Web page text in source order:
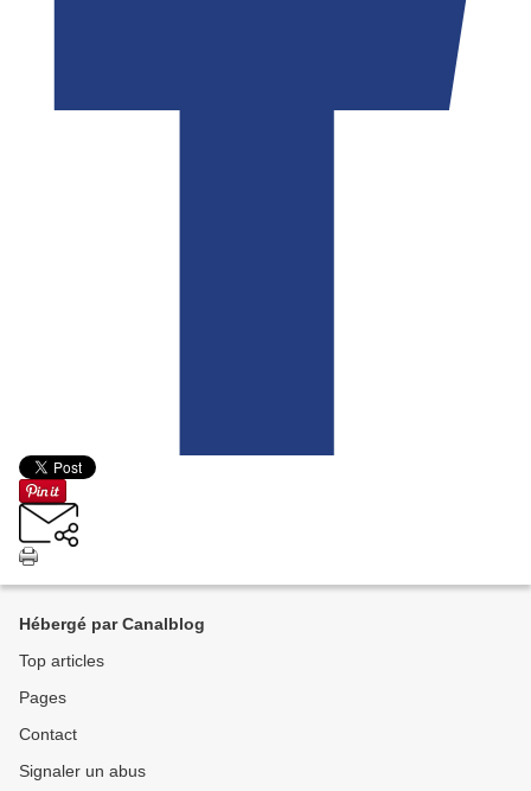
Hébergé par Canalblog
Top articles
Pages
Contact
Signaler un abus